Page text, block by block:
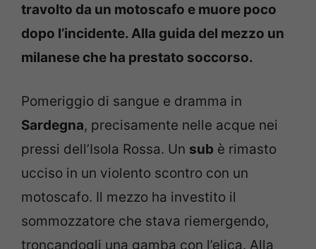
travolto da un motoscafo e muore poco
dopo l’incidente. Alla guida del mezzo un
milanese che ha prestato soccorso.
Pomeriggio di sangue e dramma in
Sardegna, precisamente nelle acque nei
pressi dell’Isola Rossa. Un sub è rimasto
ucciso in un violento scontro con un
motoscafo. Il mezzo ha investito il
sommozzatore che stava riemergendo,
troncandogli una gamba con l’elica. Alla